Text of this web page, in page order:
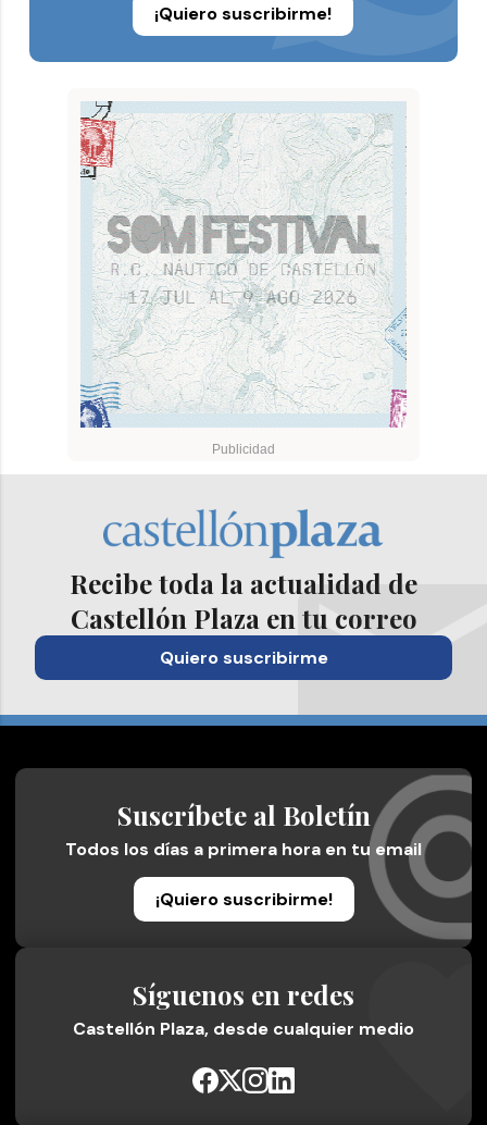
¡Quiero suscribirme!
Recibe toda la actualidad de
Castellón Plaza en tu correo
Quiero suscribirme
Suscríbete al Boletín
Todos los días a primera hora en tu email
¡Quiero suscribirme!
Síguenos en redes
Castellón Plaza, desde cualquier medio